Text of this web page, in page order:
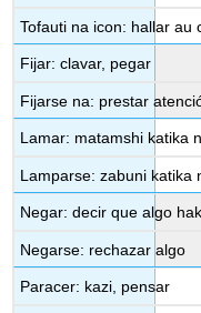
Tofauti na icon: hallar au
Fijar: clavar, pegar
Fijarse na: prestar
Lamar: matamshi katika
Lamparse: zabuni katika
Negar: decir que algo
Negarse: rechazar algo
Paracer: kazi, pensar